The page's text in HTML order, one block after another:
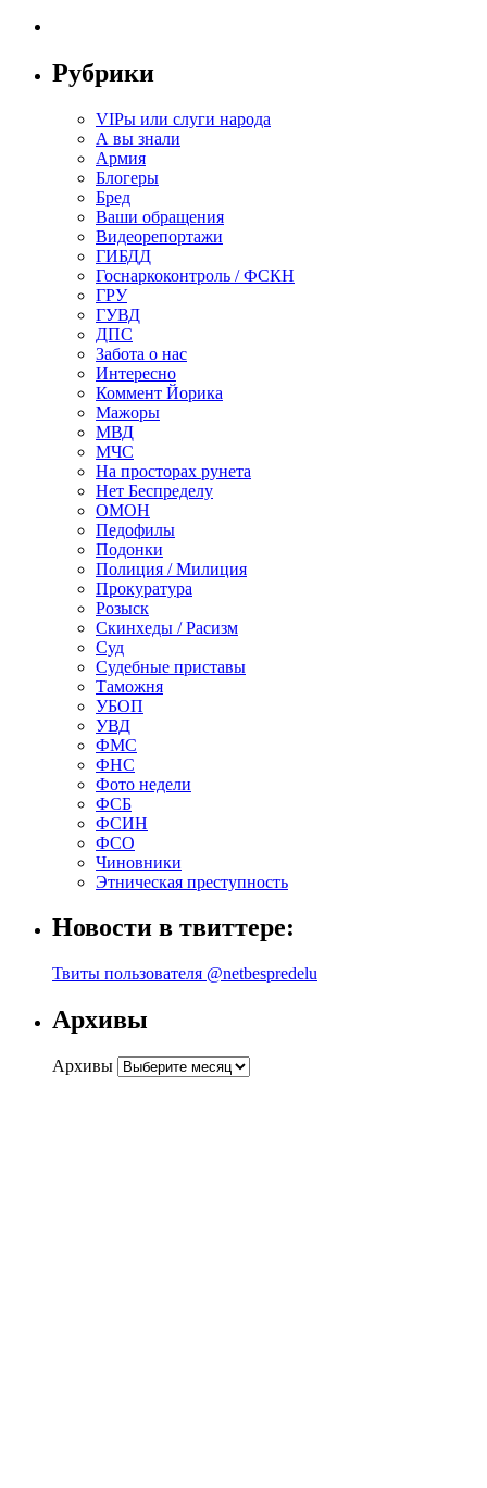
Рубрики
VIPы или слуги народа
А вы знали
Армия
Блогеры
Бред
Ваши обращения
Видеорепортажи
ГИБДД
Госнаркоконтроль / ФСКН
ГРУ
ГУВД
ДПС
Забота о нас
Интересно
Коммент Йорика
Мажоры
МВД
МЧС
На просторах рунета
Нет Беспределу
ОМОН
Педофилы
Подонки
Полиция / Милиция
Прокуратура
Розыск
Скинхеды / Расизм
Суд
Судебные приставы
Таможня
УБОП
УВД
ФМС
ФНС
Фото недели
ФСБ
ФСИН
ФСО
Чиновники
Этническая преступность
Новости в твиттере:
Твиты пользователя @netbespredelu
Архивы
Архивы